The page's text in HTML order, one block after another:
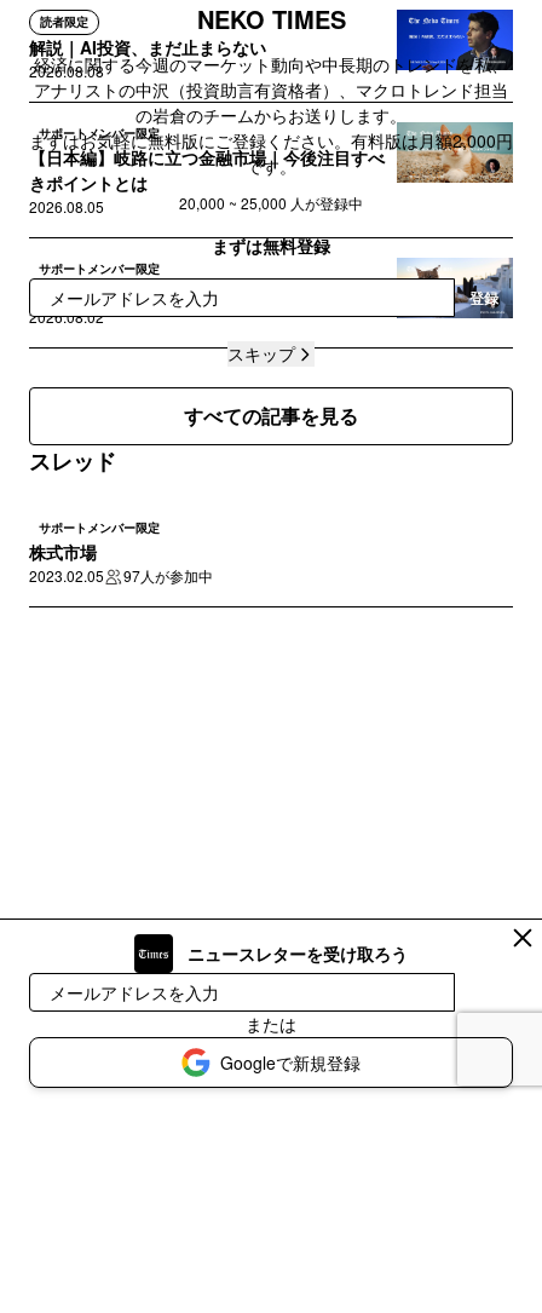
ニュースレターを受け取ろう
または
Googleで新規登録
読者限定
解説｜AI投資、まだ止まらない
2026.08.08
サポートメンバー限定
【日本編】岐路に立つ金融市場｜今後注目すべ
きポイントとは
2026.08.05
サポートメンバー限定
相場見通し｜株価の下落はどこまで続くのか
2026.08.02
すべての記事を見る
スレッド
サポートメンバー限定
株式市場
2023.02.05 97人が参加中
NEKO TIMES
経済に関する今週のマーケット動向や中長期のトレンドを私、
アナリストの中沢（投資助言有資格者）、マクロトレンド担当
の岩倉のチームからお送りします。
まずはお気軽に無料版にご登録ください。有料版は月額2,000円
です。
20,000 ~ 25,000 人が登録中
まずは無料登録
登録
スキップ